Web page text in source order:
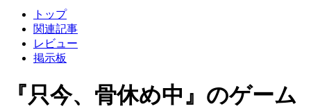
トップ
関連記事
レビュー
掲示板
『只今、骨休め中』のゲーム